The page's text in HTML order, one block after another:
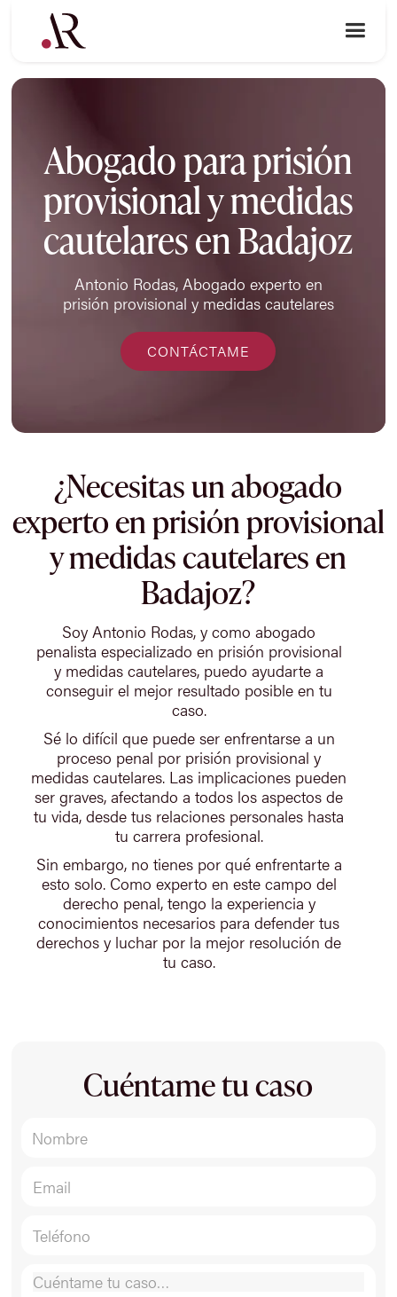
Abogado para prisión
provisional y medidas
cautelares en Badajoz
Antonio Rodas, Abogado experto en
prisión provisional y medidas cautelares
CONTÁCTAME
¿Necesitas un abogado
experto en prisión provisional
y medidas cautelares en
Badajoz?
Soy Antonio Rodas, y como abogado
penalista especializado en prisión provisional
y medidas cautelares, puedo ayudarte a
conseguir el mejor resultado posible en tu
caso.
Sé lo difícil que puede ser enfrentarse a un
proceso penal por prisión provisional y
medidas cautelares. Las implicaciones pueden
ser graves, afectando a todos los aspectos de
tu vida, desde tus relaciones personales hasta
tu carrera profesional.
Sin embargo, no tienes por qué enfrentarte a
esto solo. Como experto en este campo del
derecho penal, tengo la experiencia y
conocimientos necesarios para defender tus
derechos y luchar por la mejor resolución de
tu caso.
Cuéntame tu caso